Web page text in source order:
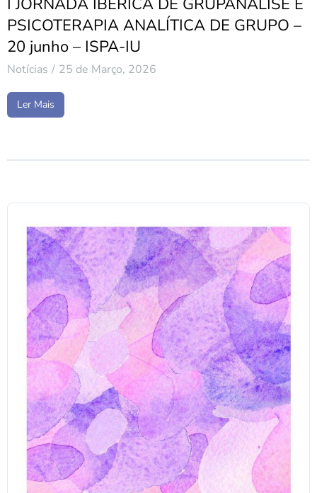
PSICOTERAPIA ANALÍTICA DE GRUPO –
20 junho – ISPA-IU
Notícias 25 de Março, 2026
Ler Mais